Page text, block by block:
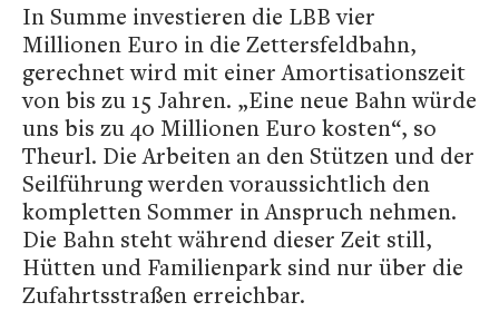
In Summe investieren die LBB vier
Millionen Euro in die Zettersfeldbahn,
gerechnet wird mit einer Amortisationszeit
von bis zu 15 Jahren. „Eine neue Bahn würde
uns bis zu 40 Millionen Euro kosten“, so
Theurl. Die Arbeiten an den Stützen und der
Seilführung werden voraussichtlich den
kompletten Sommer in Anspruch nehmen.
Die Bahn steht während dieser Zeit still,
Hütten und Familienpark sind nur über die
Zufahrtsstraßen erreichbar.